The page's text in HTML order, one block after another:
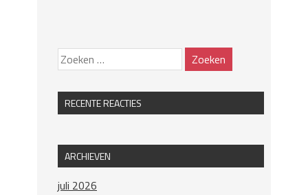
RECENTE REACTIES
ARCHIEVEN
juli 2026